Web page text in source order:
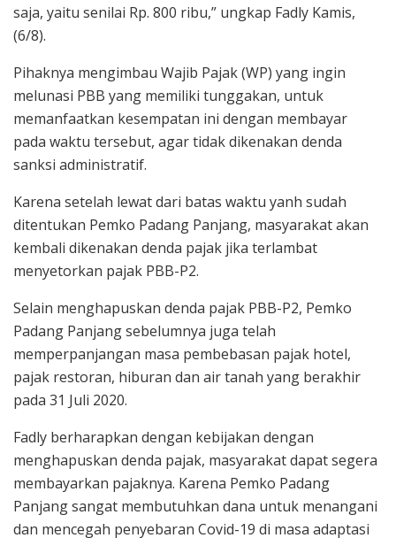
saja, yaitu senilai Rp. 800 ribu,” ungkap Fadly Kamis,
(6/8).
Pihaknya mengimbau Wajib Pajak (WP) yang ingin
melunasi PBB yang memiliki tunggakan, untuk
memanfaatkan kesempatan ini dengan membayar
pada waktu tersebut, agar tidak dikenakan denda
sanksi administratif.
Karena setelah lewat dari batas waktu yanh sudah
ditentukan Pemko Padang Panjang, masyarakat akan
kembali dikenakan denda pajak jika terlambat
menyetorkan pajak PBB-P2.
Selain menghapuskan denda pajak PBB-P2, Pemko
Padang Panjang sebelumnya juga telah
memperpanjangan masa pembebasan pajak hotel,
pajak restoran, hiburan dan air tanah yang berakhir
pada 31 Juli 2020.
Fadly berharapkan dengan kebijakan dengan
menghapuskan denda pajak, masyarakat dapat segera
membayarkan pajaknya. Karena Pemko Padang
Panjang sangat membutuhkan dana untuk menangani
dan mencegah penyebaran Covid-19 di masa adaptasi